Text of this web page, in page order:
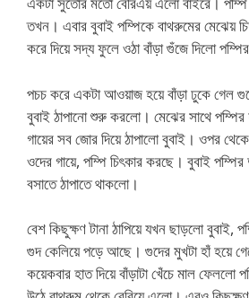
তখন। এবার বুবাই পম্পিকে বাথরুমের মেঝেয়
করে দিয়ে সদ্য ফুলে ওঠা বাঁড়া গুঁজে দিলো
পচচ করে একটা আওয়াজ হয়ে বাঁড়া ঢুকে গেল
বুবাই ঠাপানো শুরু করলো। মেঝের সাথে পম্পির
গায়ের সব জোর দিয়ে ঠাপালো বুবাই। ওপর
ওদের গায়ে, পম্পি চিৎকার করছে। বুবাই
বসাতে ঠাপাতে থাকলো।
বেশ কিছুক্ষণ টানা ঠাপিয়ে যখন ছাড়লো বুবাই,
গুদ কেলিয়ে পড়ে আছে। গুদের মুখটা হাঁ হয়ে
কয়েকবার হাত দিয়ে বাঁড়াটা খেঁচে মাল ফেললো